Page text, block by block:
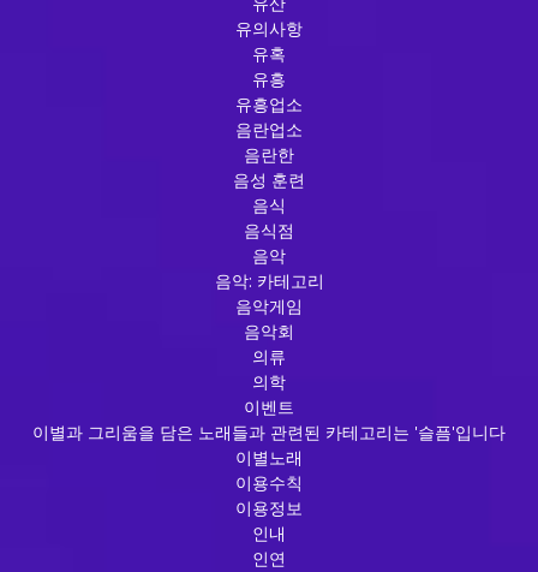
유의사항
유혹
유흥
유흥업소
음란업소
음란한
음성 훈련
음식
음식점
음악
음악: 카테고리
음악게임
음악회
의류
의학
이벤트
이별과 그리움을 담은 노래들과 관련된 카테고리는 '슬픔'입니다
이별노래
이용수칙
이용정보
인내
인연